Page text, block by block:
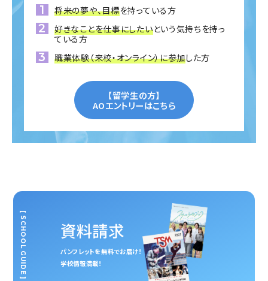
将来の夢や、目標を持っている方
好きなことを仕事にしたいという気持ちを持っ
ている方
職業体験（来校・オンライン）に参加した方
【留学生の方】
AOエントリーはこちら
資料請求
パンフレットを無料でお届け！
学校情報満載！
[ SCHOOL GUIDE ]